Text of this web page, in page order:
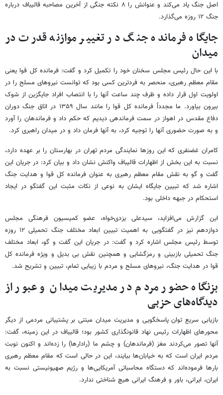
اصل جنگ یاد می‌کند و عنوانش را ۸ نکته جنگی از آخرین مصاحبه قالیباف درباره
جنگ ۱۲ روزه می‌گذارد.
جایگاه فرمانده جنگ در تغییر موازنه قدرت در
میدان
با این حال رئیس مجلس سخنان خود را تکمیل کرد و گفت: فرمانده کل قوا یعنی
مقام معظم رهبری، منحصر به فردترین کسی بود که توانست نیروهای مسلح را در
اولویت اول قرار داده و ظرف چند ساعت آنها را با انتصاب افراد جایگزین از شوک
بیرون بیاورد. ما مجدداً فرمانده کل قوا را مانند سال ۱۳۵۹ در اتاق جنگ دوران
دفاع مقدس در اهواز در سمت فرماندهی دیدیم که حکم داد و فرماندهان را آورد
و به صورت حضوری آنها را توجیه کرد، به آنها فرمان داد و در میدان راهبری کرد.
کامران غضنفری که این روزها نمایندگی مردم تهران در بهارستان را بر عهده دارد،
نسبت به این بخش از اظهارات قالیباف واکنش نشان داد و بیان کرد: در جریان این
گفت و گو به نقش مقام معظم رهبری به عنوان فرمانده کل قوا و هدایت جنگ
اشاره شد که تبیین جایگاه ایشان به نوعی از نکات مثبت این گفتگو در ایجاد
استحکام در جبهه داخلی بود.
این گزارش می‌افزاید، سیدعلی یزدی‌خواه، عضو کمیسیون فرهنگی مجلس
دوازدهم نیز در گفتگویی به اهمیت تبیین ابعاد مختلف جنگ تحمیلی ۱۲ روزه
توسط رئیس مجلس اشاره کرد و گفت: در جریان این گفت و گو، ابعاد مختلف
جنگ تحمیلی بازبینی و رمزگشایی و همچنین نقش بی بدیل و ویژه فرمانده کل
قوا در هدایت جنگ، نیروهای مسلح و مردم با زیبایی تمام، تبیین و تشریح شد.
بزنگاه حضور مردم در مدیریت میدان و عبور از
دیدگاه‌های حزبی
بازیابی سریع توان پاسخگویی و مدیریت میدان مبتنی بر پشتیبانی مردمی از دیگر
محورهای اظهارات رئیس نهاد قانونگذاری کشور بود؛ قالیباف در این زمینه، گفت:
آنها تصور می‌کردند مغز (فرماندهان) و چشم ما (رادارها) را زده‌اند و اکنون نوبت
مردم ایران است که به خیابان‌ها بیایند، این در حالی است که مقام معظم رهبری
بارها فرموده‌اند که دستگاه محاسباتی آمریکایی‌ها و رژیم صهیونیستی نسبت به
ایران، ایرانی، باور و فرهنگ ایرانی هیچ شناختی ندارد.